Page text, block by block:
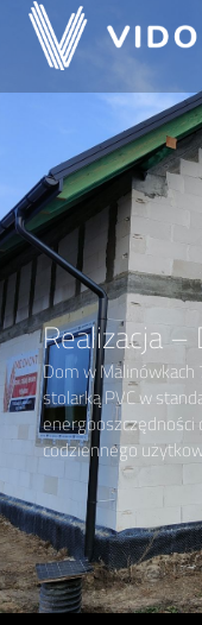
Realizacja
Dom w Malinówkach
stolarką PVC w
energooszczędności
codziennego